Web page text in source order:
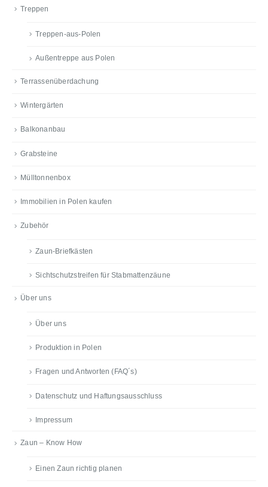
Treppen
Treppen-aus-Polen
Außentreppe aus Polen
Terrassenüberdachung
Wintergärten
Balkonanbau
Grabsteine
Mülltonnenbox
Immobilien in Polen kaufen
Zubehör
Zaun-Briefkästen
Sichtschutzstreifen für Stabmattenzäune
Über uns
Über uns
Produktion in Polen
Fragen und Antworten (FAQ´s)
Datenschutz und Haftungsausschluss
Impressum
Zaun – Know How
Einen Zaun richtig planen